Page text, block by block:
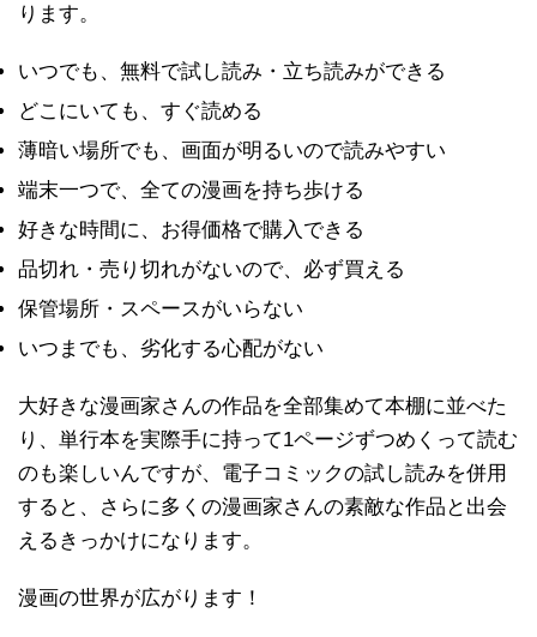
ります。
いつでも、無料で試し読み・立ち読みができる
どこにいても、すぐ読める
薄暗い場所でも、画面が明るいので読みやすい
端末一つで、全ての漫画を持ち歩ける
好きな時間に、お得価格で購入できる
品切れ・売り切れがないので、必ず買える
保管場所・スペースがいらない
いつまでも、劣化する心配がない
大好きな漫画家さんの作品を全部集めて本棚に並べた
り、単行本を実際手に持って1ページずつめくって読む
のも楽しいんですが、電子コミックの試し読みを併用
すると、さらに多くの漫画家さんの素敵な作品と出会
えるきっかけになります。
漫画の世界が広がります！